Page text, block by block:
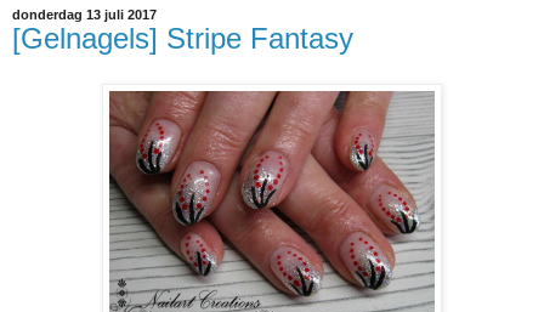
donderdag 13 juli 2017
[Gelnagels] Stripe Fantasy